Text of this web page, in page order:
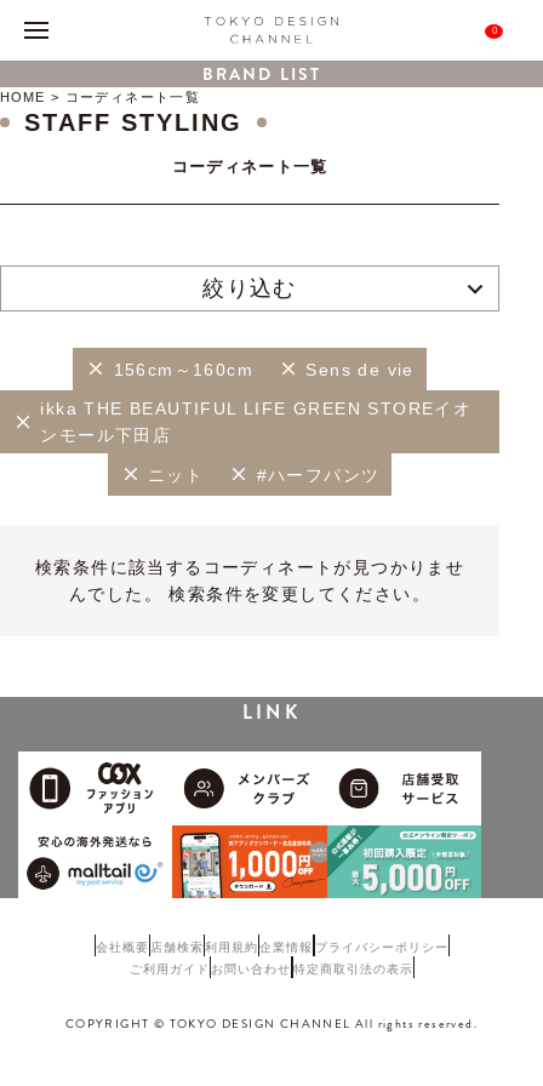
0
BRAND LIST
HOME コーディネート一覧
STAFF STYLING
コーディネート一覧
絞り込む
156cm～160cm Sens de vie
ikka THE BEAUTIFUL LIFE GREEN STOREイオ
ンモール下田店
ニット #ハーフパンツ
検索条件に該当するコーディネートが見つかりませ
んでした。 検索条件を変更してください。
LINK
会社概要 店舗検索利用規約企業情報 プライバシーポリシー
ご利用ガイド お問い合わせ 特定商取引法の表示
COPYRIGHT © TOKYO DESIGN CHANNEL All rights reserved.